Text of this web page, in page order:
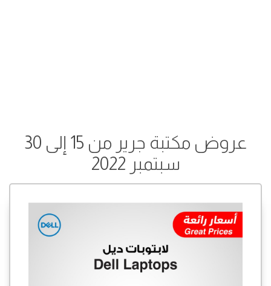
عروض مكتبة جرير من 15 إلى 30
سبتمبر 2022